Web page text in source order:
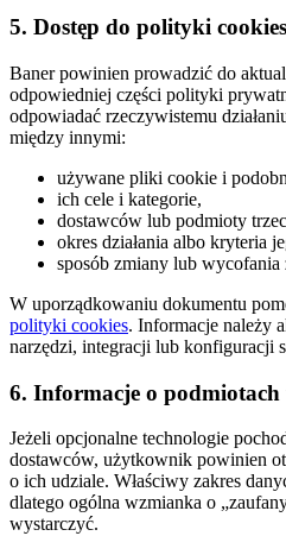
5. Dostęp do polityki cookies
Baner powinien prowadzić do
odpowiedniej części polityki
odpowiadać rzeczywistemu
między innymi:
używane pliki cookie i
ich cele i kategorie,
dostawców lub podmioty
okres działania albo kryteria
sposób zmiany lub wycofania
W uporządkowaniu dokumentu
polityki cookies. Informacje należy
narzędzi, integracji lub konfiguracji
6. Informacje o podmiotach
Jeżeli opcjonalne technologie
dostawców, użytkownik powinien
o ich udziale. Właściwy zakres
dlatego ogólna wzmianka o
wystarczyć.